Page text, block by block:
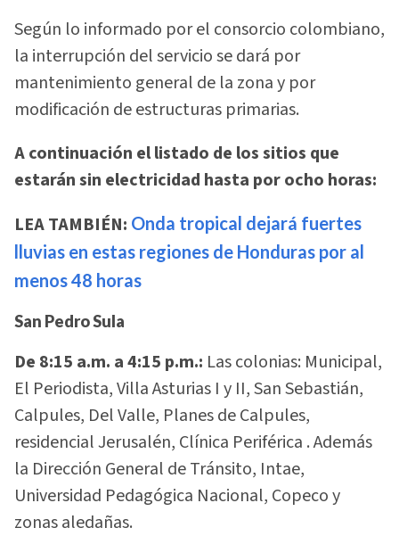
Según lo informado por el consorcio colombiano,
la interrupción del servicio se dará por
mantenimiento general de la zona y por
modificación de estructuras primarias.
A continuación el listado de los sitios que
estarán sin electricidad hasta por ocho horas:
LEA TAMBIÉN: Onda tropical dejará fuertes
lluvias en estas regiones de Honduras por al
menos 48 horas
San Pedro Sula
De 8:15 a.m. a 4:15 p.m.: Las colonias: Municipal,
El Periodista, Villa Asturias I y II, San Sebastián,
Calpules, Del Valle, Planes de Calpules,
residencial Jerusalén, Clínica Periférica . Además
la Dirección General de Tránsito, Intae,
Universidad Pedagógica Nacional, Copeco y
zonas aledañas.